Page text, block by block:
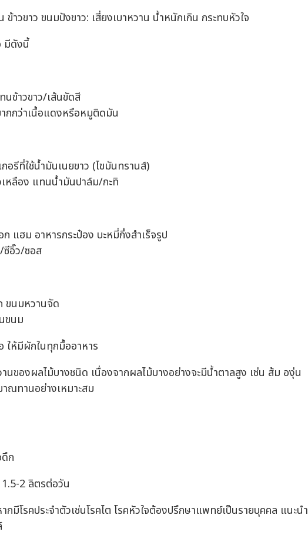
าวขาว ขนมปังขาว: เสี่ยงเบาหวาน น้ำหนักเกิน กระทบหัวใจ
มีดังนี้
ข้าวขาว/เส้นขัดสี
กกว่าเนื้อแดงหรือหมูติดมัน
อรีที่ใช้น้ำมันเนยขาว (ไขมันทรานส์)
เหลือง แทนน้ำมันปาล์ม/กะทิ
แฮม อาหารกระป๋อง บะหมี่กึ่งสำเร็จรูป
ซีอิ๊ว/ซอส
ขนมหวานจัด
ขนม
ให้มีผักในทุกมื้ออาหาร
นของผลไม้บางชนิด เนื่องจากผลไม้บางอย่างจะมีน้ำตาลสูง เช่น ส้ม องุ่น
ณทานอย่างเหมาะสม
ก
2 ลิตรต่อวัน
กมีโรคประจำตัวเช่นโรคไต โรคหัวใจต้องปรึกษาแพทย์เป็นรายบุคคล แนะนำ